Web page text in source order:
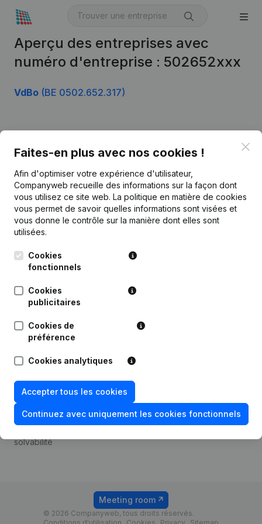
Aperçu des entreprises avec
numéro d'entreprise : 502652xxx
VdBo (BE 0502.652.317)
Faites-en plus avec nos cookies !
Afin d'optimiser votre expérience d'utilisateur,
Companyweb recueille des informations sur la façon dont
vous utilisez ce site web. La politique en matière de cookies
vous permet de savoir quelles informations sont visées et
vous donne le contrôle sur la manière dont elles sont
utilisées.
Cookies
fonctionnels
Cookies
publicitaires
Cookies de
préférence
Cookies analytiques
Accepter tous les cookies
Continuez avec uniquement les cookies fonctionnels
Français
Kantorenpark Everest
Leuvensesteenweg
1800 Vilvoorde
Informations d’entreprise
Monitoring
Recherche internationale
Prospection
Compliance et prévention
de la fraude
Consulter des comptes
Recherche de numéro de
TVA
solvabilité
Tarifs
© 2026 Companyweb, tous droits réservés.
Meeting room